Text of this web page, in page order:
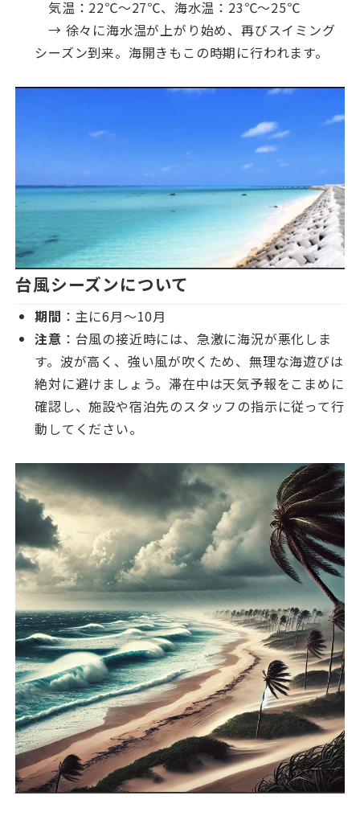
気温：22℃〜27℃、海水温：23℃〜25℃
→ 徐々に海水温が上がり始め、再びスイミング
シーズン到来。海開きもこの時期に行われます。
台風シーズンについて
期間 ：主に6月〜10月
注意 ：台風の接近時には、急激に海況が悪化しま
す。波が高く、強い風が吹くため、無理な海遊びは
絶対に避けましょう。滞在中は天気予報をこまめに
確認し、施設や宿泊先のスタッフの指示に従って行
動してください。